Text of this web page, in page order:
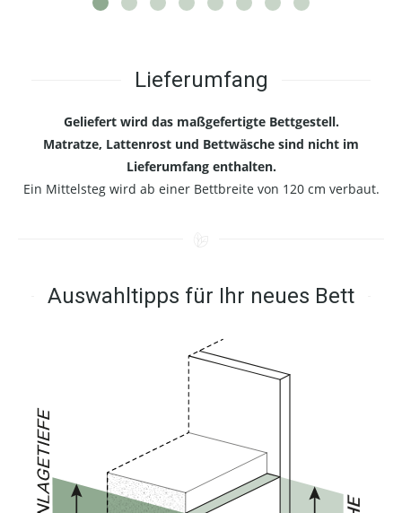
Lieferumfang
Geliefert wird das maßgefertigte Bettgestell.
Matratze, Lattenrost und Bettwäsche sind nicht im
Lieferumfang enthalten.
Ein Mittelsteg wird ab einer Bettbreite von 120 cm verbaut.
Auswahltipps für Ihr neues Bett